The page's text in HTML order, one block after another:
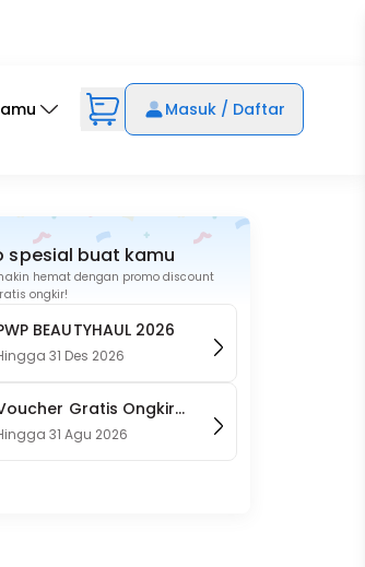
Masuk / Daftar
spesial buat kamu
hemat dengan promo discount
ongkir!
BEAUTYHAUL 2026
31 Des 2026
Gratis Ongkir
(Only on Website)
31 Agu 2026